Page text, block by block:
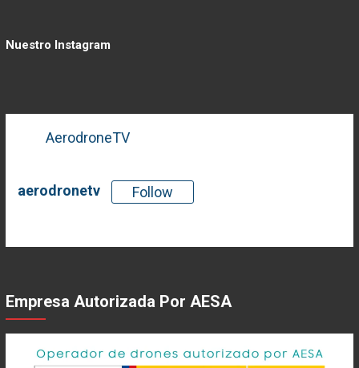
Nuestro Instagram
AerodroneTV
aerodronetv Follow
Empresa Autorizada Por AESA